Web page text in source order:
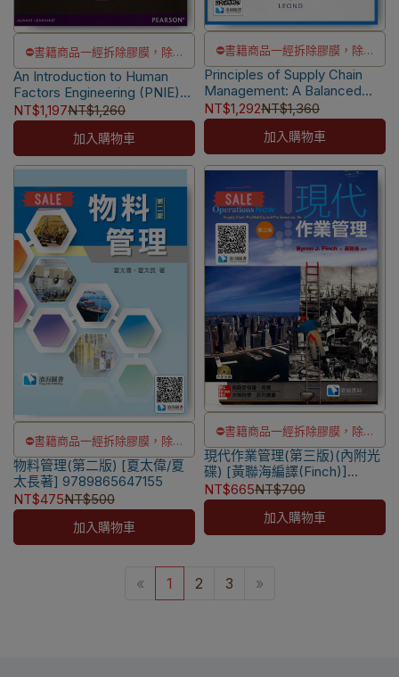
⛔書籍商品一經拆除膠膜，除非
瑕疵換書不提供退貨與退款
✅訂購數量5本以上另有優惠，請
洽LINE客服訂購
An Introduction to Human
Factors Engineering (PNIE)
2/e [Wickens]
9781292022314
NT$1,197NT$1,260
加入購物車
⛔書籍商品一經拆除膠膜，除非
瑕疵換書不提供退貨與退款
✅訂購數量5本以上另有優惠，請
洽LINE客服訂購
Principles of Supply Chain
Management: A Balanced
Approach 5/e [Wisner]
9781337406499
NT$1,292NT$1,360
加入購物車
⛔書籍商品一經拆除膠膜，除非
瑕疵換書不提供退貨與退款
✅訂購數量5本以上另有優惠，請
洽LINE客服訂購
物料管理(第二版) [夏太偉/夏
太長著] 9789865647155
NT$475NT$500
加入購物車
⛔書籍商品一經拆除膠膜，除非
瑕疵換書不提供退貨與退款
✅訂購數量5本以上另有優惠，請
洽LINE客服訂購
現代作業管理(第三版)(內附光
碟) [黃聯海編譯(Finch)]
9789861575711
NT$665NT$700
加入購物車
« 1 2 3 »